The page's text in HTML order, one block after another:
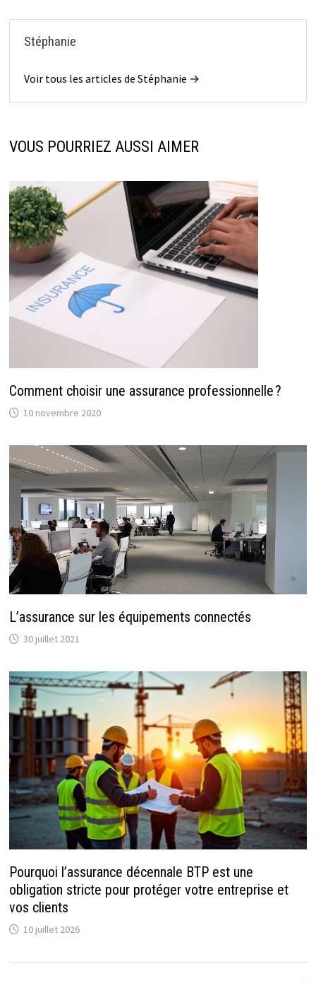
Stéphanie
Voir tous les articles de Stéphanie →
VOUS POURRIEZ AUSSI AIMER
Comment choisir une assurance professionnelle ?
10 novembre 2020
L’assurance sur les équipements connectés
30 juillet 2021
Pourquoi l’assurance décennale BTP est une
obligation stricte pour protéger votre entreprise et
vos clients
10 juillet 2026